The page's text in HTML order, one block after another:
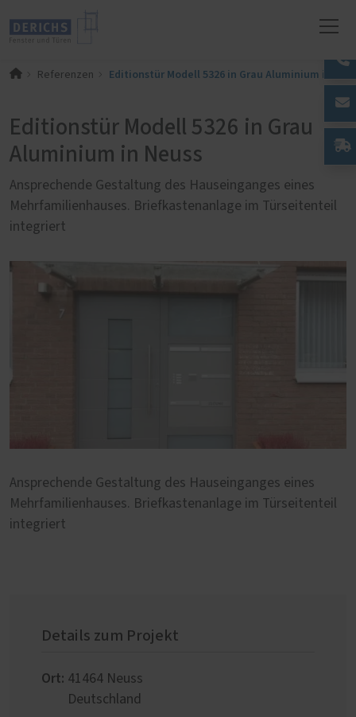
Referenzen Editionstür Modell 5326 in Grau Aluminium in
Editionstür Modell 5326 in Grau
Aluminium in Neuss
Ansprechende Gestaltung des Hauseinganges eines
Mehrfamilienhauses. Briefkastenanlage im Türseitenteil
integriert
Ansprechende Gestaltung des Hauseinganges eines
Mehrfamilienhauses. Briefkastenanlage im Türseitenteil
integriert
Details zum Projekt
Ort: 41464 Neuss
Deutschland